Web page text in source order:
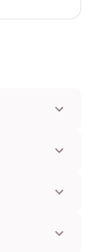
opciones sin
número de